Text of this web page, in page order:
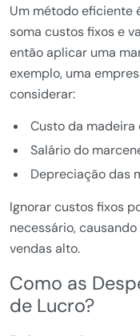
Um método eficiente
soma custos fixos e
então aplicar uma
exemplo, uma
considerar:
Custo da madeira
Salário do
Depreciação das
Ignorar custos fixos
necessário,
vendas alto.
Como as
de Lucro?